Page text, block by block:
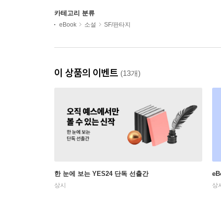
카테고리 분류
eBook 소설 SF/판타지
이 상품의 이벤트 (13개)
한 눈에 보는 YES24 단독 선출간
상시 상